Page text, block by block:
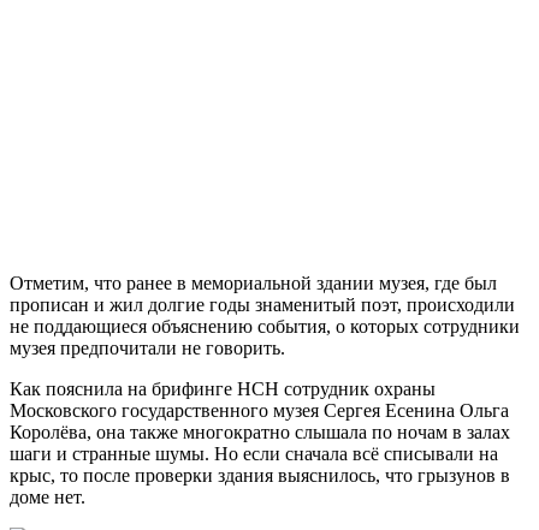
Отметим, что ранее в мемориальной здании музея, где был
прописан и жил долгие годы знаменитый поэт, происходили
не поддающиеся объяснению события, о которых сотрудники
музея предпочитали не говорить.
Как пояснила на брифинге НСН сотрудник охраны
Московского государственного музея Сергея Есенина Ольга
Королёва, она также многократно слышала по ночам в залах
шаги и странные шумы. Но если сначала всё списывали на
крыс, то после проверки здания выяснилось, что грызунов в
доме нет.